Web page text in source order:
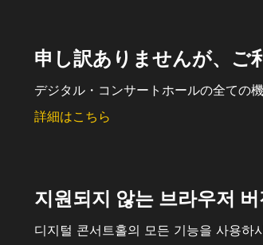
申し訳ありませんが、ご
デジタル・コンサートホールの全ての
詳細はこちら
지원되지 않는 브라우저
디지털 콘서트홀의 모든 기능을 사용하